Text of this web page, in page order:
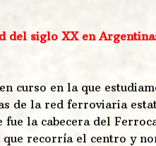
del siglo XX en
curso en la que
de la red ferroviaria
fue la cabecera del
recorría el centro y